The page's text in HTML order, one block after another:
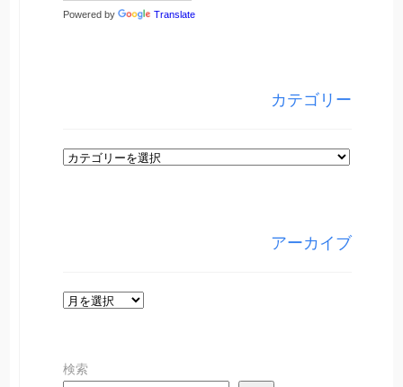
Powered by Translate
カテゴリー
カ
アーカイブ
ア
イ
検索